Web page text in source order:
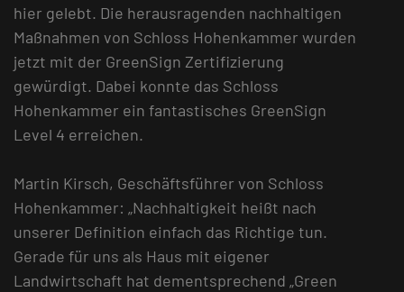
hier gelebt. Die herausragenden nachhaltigen
Maßnahmen von Schloss Hohenkammer wurden
jetzt mit der GreenSign Zertifizierung
gewürdigt. Dabei konnte das Schloss
Hohenkammer ein fantastisches GreenSign
Level 4 erreichen.
Martin Kirsch, Geschäftsführer von Schloss
Hohenkammer: „Nachhaltigkeit heißt nach
unserer Definition einfach das Richtige tun.
Gerade für uns als Haus mit eigener
Landwirtschaft hat dementsprechend „Green